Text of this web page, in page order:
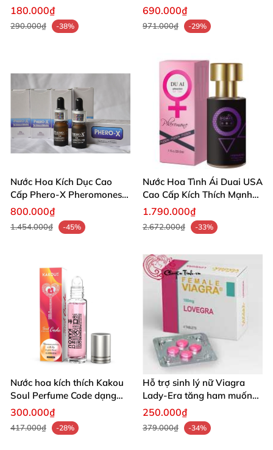
muốn tự nhiên
180.000₫
290.000₫ -38%
quả
690.000₫
971.000₫ -29%
Nước Hoa Kích Dục Cao
Cấp Phero-X Pheromones
Tăng Ham Muốn Tình Dục
800.000₫
1.454.000₫ -45%
Nước Hoa Tình Ái Duai USA
Cao Cấp Kích Thích Mạnh
Mẽ Cho Đôi
1.790.000₫
2.672.000₫ -33%
Nước hoa kích thích Kakou
Soul Perfume Code dạng
lăn 10ml hưng phấn
300.000₫
417.000₫ -28%
Hỗ trợ sinh lý nữ Viagra
Lady-Era tăng ham muốn
bán tại HCM
250.000₫
379.000₫ -34%